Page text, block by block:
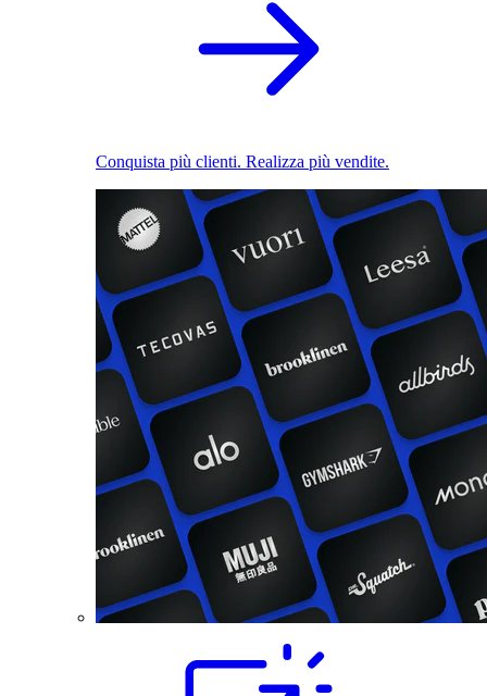
Conquista più clienti. Realizza più vendite.